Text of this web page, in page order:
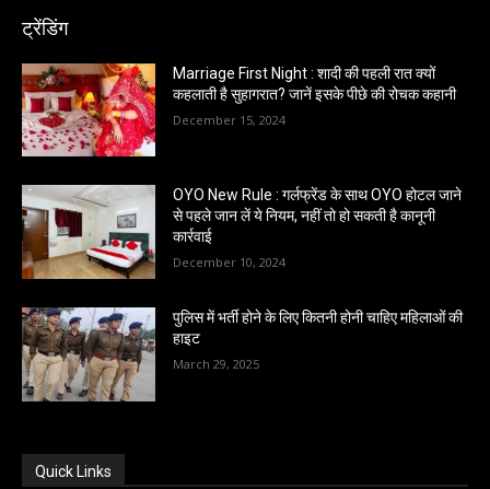
ट्रेंडिंग
Marriage First Night : शादी की पहली रात क्यों
कहलाती है सुहागरात? जानें इसके पीछे की रोचक कहानी
December 15, 2024
OYO New Rule : गर्लफ्रेंड के साथ OYO होटल जाने
से पहले जान लें ये नियम, नहीं तो हो सकती है कानूनी
कार्रवाई
December 10, 2024
पुलिस में भर्ती होने के लिए कितनी होनी चाहिए महिलाओं की
हाइट
March 29, 2025
Quick Links